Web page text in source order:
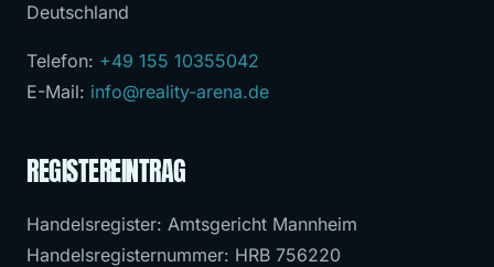
FAQ
📞 +49 155 10355042
Deutschland
Telefon: +49 155 10355042
E-Mail: info@reality-arena.de
REGISTEREINTRAG
Handelsregister: Amtsgericht Mannheim
Handelsregisternummer: HRB 756220